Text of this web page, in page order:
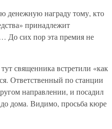
денежную награду тому, кто
принадлежит
До сих пор эта премия не
священника встретили «как
Ответственный по станции
направлении, и посадил
дома. Видимо, просьба кюре